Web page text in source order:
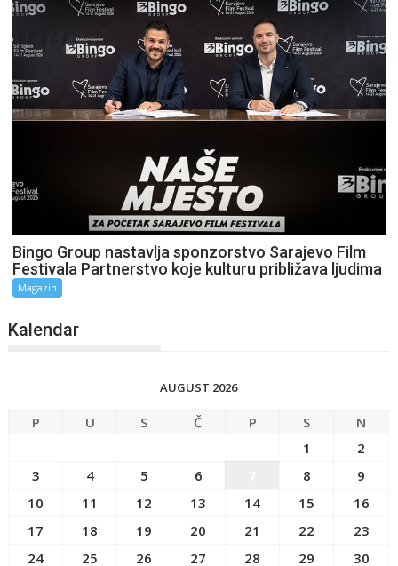
Bingo Group nastavlja sponzorstvo Sarajevo Film
Festivala Partnerstvo koje kulturu približava ljudima
Magazin
Kalendar
AUGUST 2026
P U S Č P S
N
1
2
3
4 5 6 8
9
10
11 12 13 14 15
16
17
18 19 20 21 22
23
24
25 26 27 28 29
30